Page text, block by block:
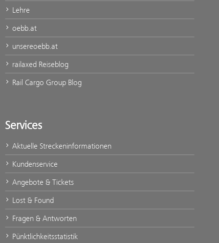
Lehre
oebb.at
unsereoebb.at
railaxed Reiseblog
Rail Cargo Group Blog
Services
Aktuelle Streckeninformationen
Kundenservice
Angebote & Tickets
Lost & Found
Fragen & Antworten
Pünktlichkeitsstatistik